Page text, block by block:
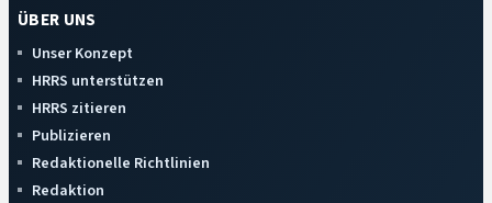
ÜBER UNS
Unser Konzept
HRRS unterstützen
HRRS zitieren
Publizieren
Redaktionelle Richtlinien
Redaktion